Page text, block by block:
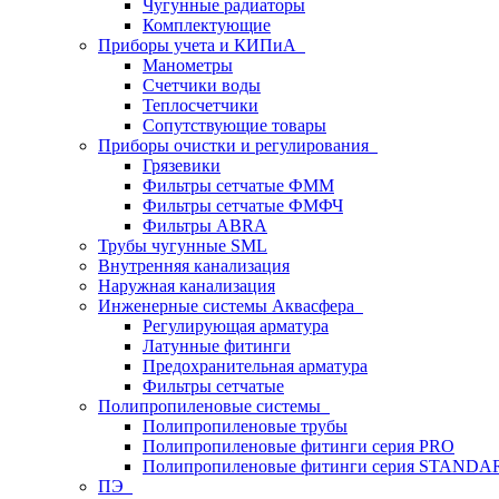
Чугунные радиаторы
Комплектующие
Приборы учета и КИПиА
Манометры
Счетчики воды
Теплосчетчики
Сопутствующие товары
Приборы очистки и регулирования
Грязевики
Фильтры сетчатые ФММ
Фильтры сетчатые ФМФЧ
Фильтры ABRA
Трубы чугунные SML
Внутренняя канализация
Наружная канализация
Инженерные системы Аквасфера
Регулирующая арматура
Латунные фитинги
Предохранительная арматура
Фильтры сетчатые
Полипропиленовые системы
Полипропиленовые трубы
Полипропиленовые фитинги серия PRO
Полипропиленовые фитинги серия
ПЭ